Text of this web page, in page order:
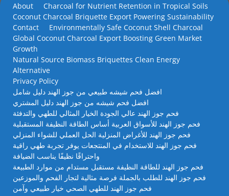
About
Charcoal for Nutrient Retention in Tropical Soils
Coconut Charcoal Briquette Export Powering Sustainability
Contact
Environmentally Safe Coconut Shell Charcoal
Global Coconut Charcoal Export Boosting Green Market
Growth
Natural Source Biomass Briquettes Clean Energy
Alternative
Privacy Policy
افضل فحم شيشه طبيعي من جوز الهند دليل شامل
افضل فحم شيشه من جوز الهند دليل المشتري
فحم جوز الهند عالي الجودة الخيار المثالي للطهي والتدفئة
فحم جوز الهند للأسواق العربية أساس الطاقة النظيفة المستقبلية
فحم جوز الهند للأغراض المنزلية الحل العملي للشواء المنزلي
فحم جوز الهند للاستخدام في المنتجعات يوفر تجربة طهي راقية
واحتراقًا نظيفًا يناسب الضيافة
فحم جوز الهند للطاقة النظيفة مستقبل مستدام من موارد الطبيعة
فحم جوز الهند للطلب بالجملة فرصة مثالية لتجار الفحم والموزعين
فحم جوز الهند للطهي الصحي خيار طبيعي وآمن